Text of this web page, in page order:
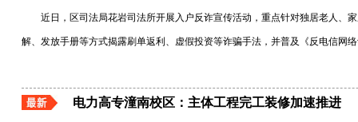
近日，区司法局花岩司法所开展入户反诈宣传活动，重点针对独居老人、
解、发放手册等方式揭露刷单返利、虚假投资等诈骗手法，并普及《反电信网络
电力高专潼南校区：主体工程完工装修加速推进